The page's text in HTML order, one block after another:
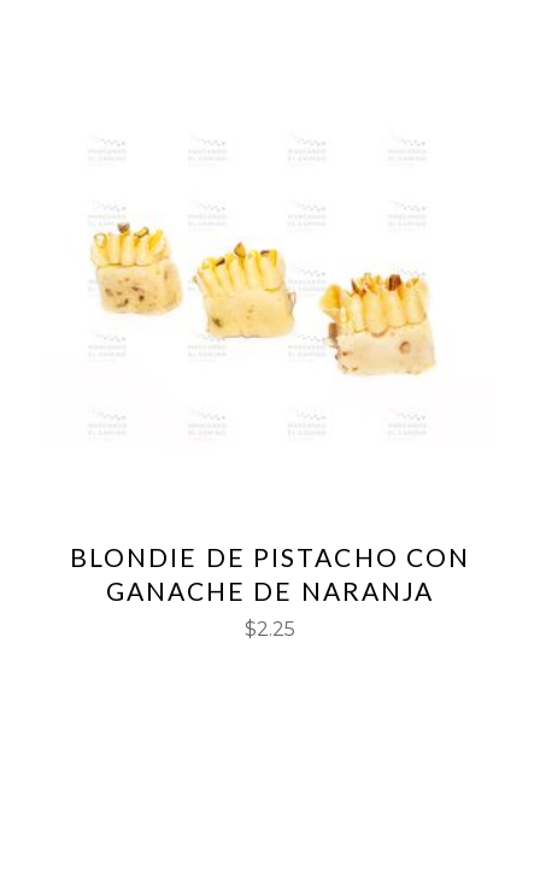
BLONDIE DE PISTACHO CON
GANACHE DE NARANJA
$2.25